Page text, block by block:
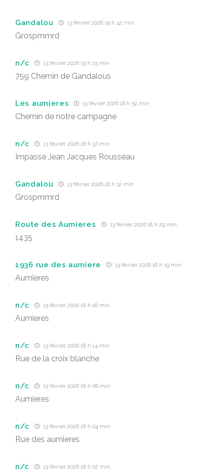
Gandalou 13 février 2026 19 h 42 min
Grospmmrd
n/c 13 février 2026 19 h 15 min
759 Chemin de Gandalous
Les aumieres 13 février 2026 18 h 52 min
Chemin de notre campagne
n/c 13 février 2026 18 h 37 min
Impasse Jean Jacques Rousseau
Gandalou 13 février 2026 18 h 32 min
Grospmmrd
Route des Aumieres 13 février 2026 18 h 29 min
1435
1936 rue des aumiere 13 février 2026 18 h 19 min
Aumieres
n/c 13 février 2026 18 h 18 min
Aumieres
n/c 13 février 2026 18 h 14 min
Rue de la croix blanche
n/c 13 février 2026 18 h 06 min
Aumieres
n/c 13 février 2026 18 h 04 min
Rue des aumieres
n/c 13 février 2026 18 h 02 min